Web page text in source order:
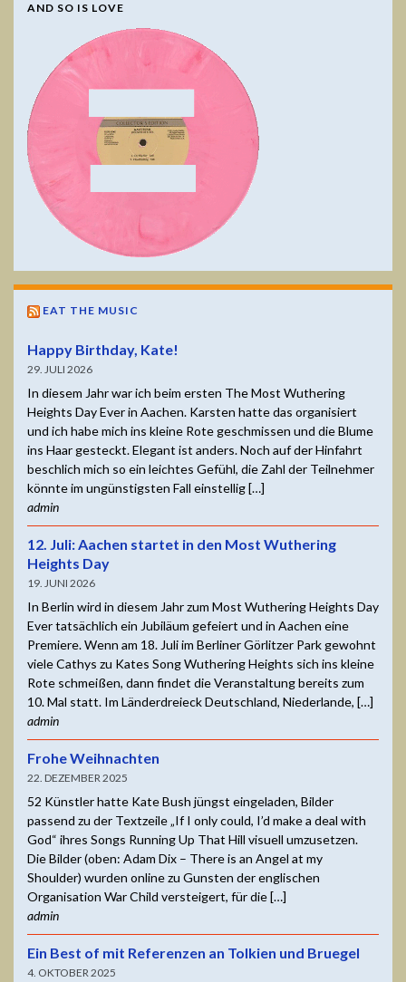
AND SO IS LOVE
EAT THE MUSIC
Happy Birthday, Kate!
29. JULI 2026
In diesem Jahr war ich beim ersten The Most Wuthering
Heights Day Ever in Aachen. Karsten hatte das organisiert
und ich habe mich ins kleine Rote geschmissen und die Blume
ins Haar gesteckt. Elegant ist anders. Noch auf der Hinfahrt
beschlich mich so ein leichtes Gefühl, die Zahl der Teilnehmer
könnte im ungünstigsten Fall einstellig […]
admin
12. Juli: Aachen startet in den Most Wuthering
Heights Day
19. JUNI 2026
In Berlin wird in diesem Jahr zum Most Wuthering Heights Day
Ever tatsächlich ein Jubiläum gefeiert und in Aachen eine
Premiere. Wenn am 18. Juli im Berliner Görlitzer Park gewohnt
viele Cathys zu Kates Song Wuthering Heights sich ins kleine
Rote schmeißen, dann findet die Veranstaltung bereits zum
10. Mal statt. Im Länderdreieck Deutschland, Niederlande, […]
admin
Frohe Weihnachten
22. DEZEMBER 2025
52 Künstler hatte Kate Bush jüngst eingeladen, Bilder
passend zu der Textzeile „If I only could, I’d make a deal with
God“ ihres Songs Running Up That Hill visuell umzusetzen.
Die Bilder (oben: Adam Dix – There is an Angel at my
Shoulder) wurden online zu Gunsten der englischen
Organisation War Child versteigert, für die […]
admin
Ein Best of mit Referenzen an Tolkien und Bruegel
4. OKTOBER 2025